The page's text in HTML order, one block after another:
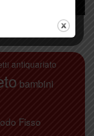
antiquariato
bambini
Fisso